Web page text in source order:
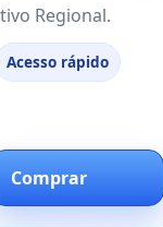
Regional.
Acesso rápido
Comprar